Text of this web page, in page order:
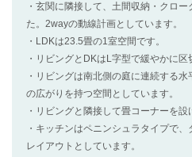
・玄関に隣接して、土間収納・クロ
た。2wayの動線計画としています。
・LDKは23.5畳の1室空間です。
・リビングとDKはL字型で緩やかに区
・リビングは南北側の庭に連続する
の広がりを持つ空間としています。
・リビングと隣接して畳コーナーを設
・キッチンはペニンシュラタイプで
レイアウトとしています。